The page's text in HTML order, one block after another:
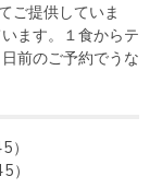
ご提供していま
ます。１食からテ
前のご予約でうな
）
）